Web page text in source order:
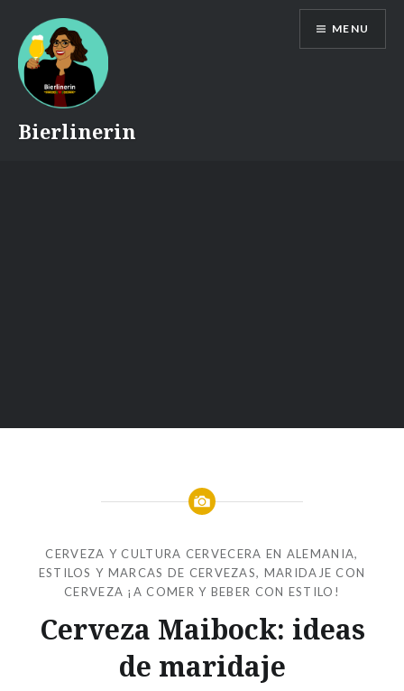
content
Bierlinerin
MENU
CERVEZA Y CULTURA CERVECERA EN ALEMANIA,
ESTILOS Y MARCAS DE CERVEZAS, MARIDAJE CON
CERVEZA ¡A COMER Y BEBER CON ESTILO!
Cerveza Maibock: ideas
de maridaje